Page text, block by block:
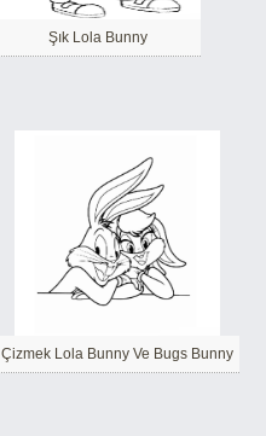
Şık Lola Bunny
Çizmek Lola Bunny Ve Bugs Bunny